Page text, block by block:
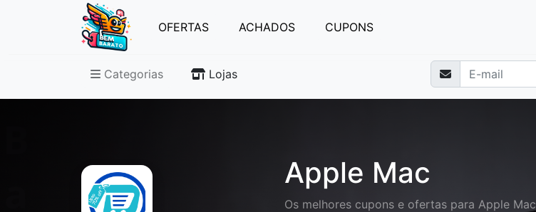
OFERTAS ACHADOS CUPONS
Categorias Lojas
Apple Mac
Os melhores cupons e ofertas para Apple Mac